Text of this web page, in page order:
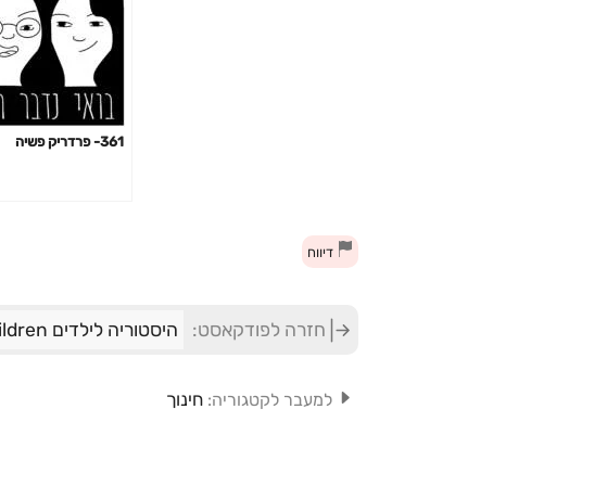
361- פרדריק פשיה
דיווח
חזרה לפודקאסט: היסטוריה לילדים History for children
למעבר לקטגוריה: חינוך